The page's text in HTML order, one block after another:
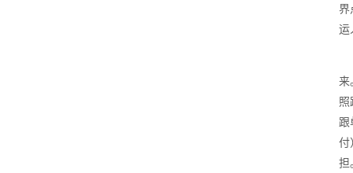
界
运
来
照
跟
付
担